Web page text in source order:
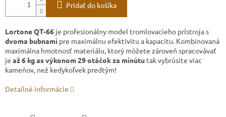
Pridať do košíka
Lortone QT-66 je profesionálny model tromlovacieho prístroja s
dvoma bubnami pre maximálnu efektivitu a kapacitu. Kombinovaná
maximálna hmotnosť materiálu, ktorý môžete zároveň spracovávať
je až 6 kg as výkonom 29 otáčok za minútu tak vybrúsite viac
kameňov, než kedykoľvek predtým!
Detailné informácie